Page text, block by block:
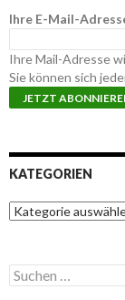
Ihre E-Mail-
Ihre Mail-Adresse
Sie können sich
KATEGORIEN
K
a
g
o
S
u